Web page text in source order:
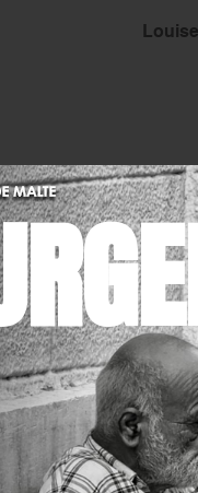
Louise